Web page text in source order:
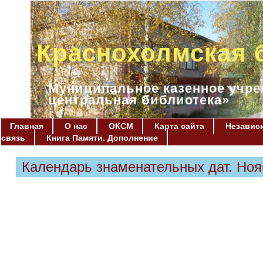
Краснохолмская
Муниципальное казенное
центральная библиотека»
Главная О нас ОКСМ Карта сайта
связь
Книга Памяти. Дополнение
Календарь знаменательных дат.